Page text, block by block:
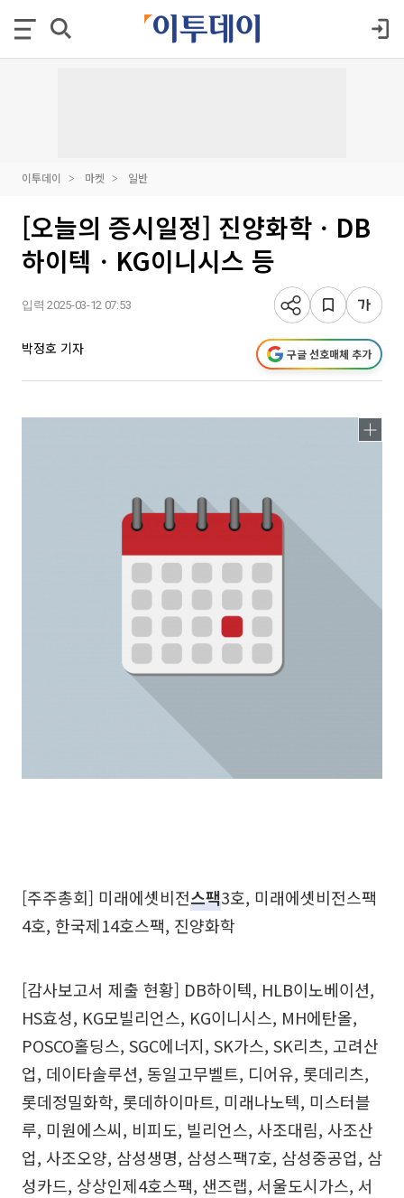
이투데이 마켓 일반
[오늘의 증시일정] 진양화학ㆍDB
하이텍ㆍKG이니시스 등
입력 2025-03-12 07:53
박정호 기자 구글 선호매체 추가
[주주총회] 미래에셋비전스팩3호, 미래에셋비전스팩
4호, 한국제14호스팩, 진양화학
[감사보고서 제출 현황] DB하이텍, HLB이노베이션,
HS효성, KG모빌리언스, KG이니시스, MH에탄올,
POSCO홀딩스, SGC에너지, SK가스, SK리츠, 고려산
업, 데이타솔루션, 동일고무벨트, 디어유, 롯데리츠,
롯데정밀화학, 롯데하이마트, 미래나노텍, 미스터블
루, 미원에스씨, 비피도, 빌리언스, 사조대림, 사조산
업, 사조오양, 삼성생명, 삼성스팩7호, 삼성중공업, 삼
성카드, 상상인제4호스팩, 샌즈랩, 서울도시가스, 서